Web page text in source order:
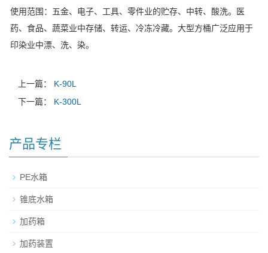
使用范围：五金、电子、工具、零件业的贮存、中转、酸洗。医
药、食品、蔬菜业中存储、转运、冷冻冷藏。大型方桶广泛应用于
印染业中漂、洗、染。
上一篇：
K-90L
下一篇：
K-300L
产品专栏
PE水箱
锥底水箱
加药箱
加药装置